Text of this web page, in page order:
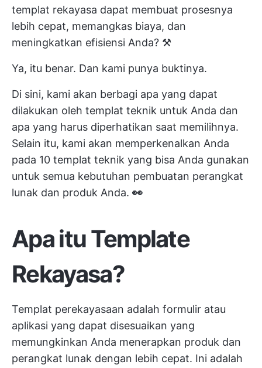
templat rekayasa dapat membuat prosesnya
lebih cepat, memangkas biaya, dan
meningkatkan efisiensi Anda? ⚒️
Ya, itu benar. Dan kami punya buktinya.
Di sini, kami akan berbagi apa yang dapat
dilakukan oleh templat teknik untuk Anda dan
apa yang harus diperhatikan saat memilihnya.
Selain itu, kami akan memperkenalkan Anda
pada 10 templat teknik yang bisa Anda gunakan
untuk semua kebutuhan pembuatan perangkat
lunak dan produk Anda. 👀
Apa itu Template
Rekayasa?
Templat perekayasaan adalah formulir atau
aplikasi yang dapat disesuaikan yang
memungkinkan Anda menerapkan produk dan
perangkat lunak dengan lebih cepat. Ini adalah